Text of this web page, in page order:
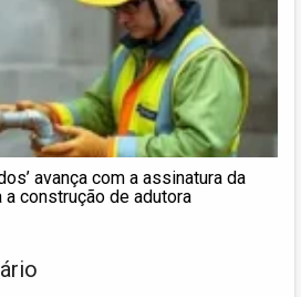
avança com a assinatura da
construção de adutora